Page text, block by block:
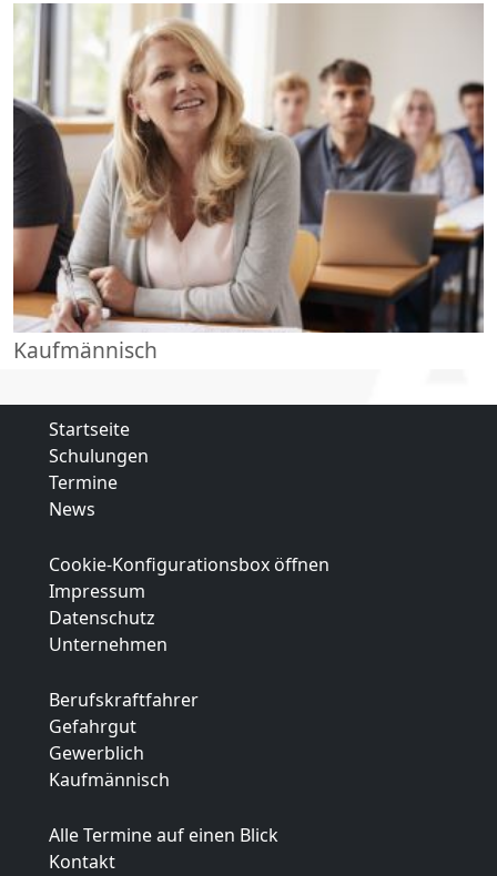
Kaufmännisch
Startseite
Schulungen
Termine
News
Cookie-Konfigurationsbox öffnen
Impressum
Datenschutz
Unternehmen
Berufskraftfahrer
Gefahrgut
Gewerblich
Kaufmännisch
Alle Termine auf einen Blick
Kontakt